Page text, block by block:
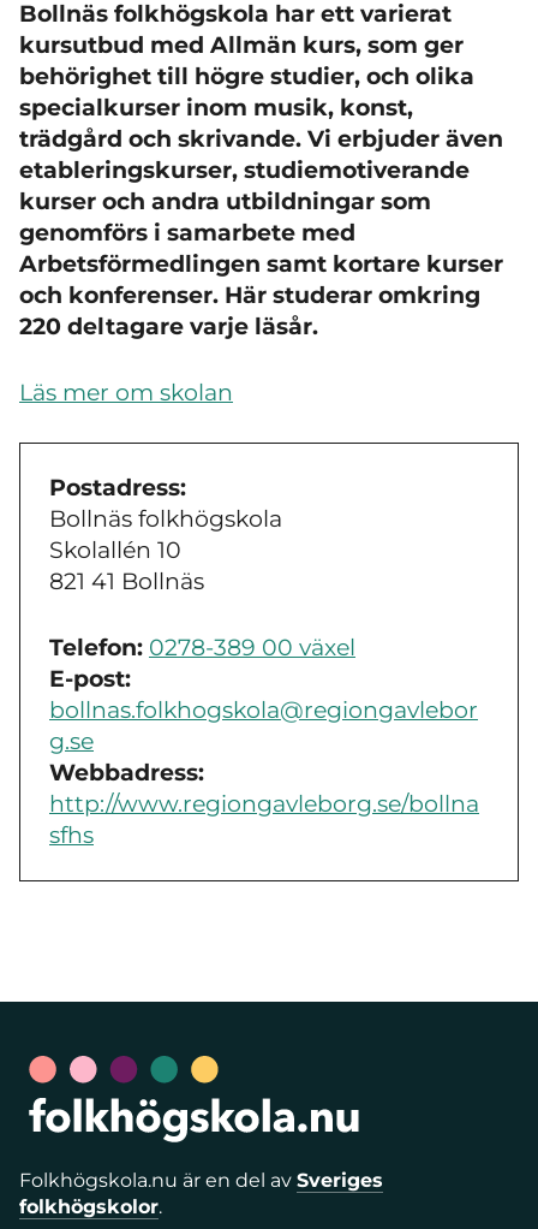
Bollnäs folkhögskola har ett varierat
kursutbud med Allmän kurs, som ger
behörighet till högre studier, och olika
specialkurser inom musik, konst,
trädgård och skrivande. Vi erbjuder även
etableringskurser, studiemotiverande
kurser och andra utbildningar som
genomförs i samarbete med
Arbetsförmedlingen samt kortare kurser
och konferenser. Här studerar omkring
220 deltagare varje läsår.
Läs mer om skolan
Postadress:
Bollnäs folkhögskola
Skolallén 10
821 41 Bollnäs
Telefon: 0278-389 00 växel
E-post:
bollnas.folkhogskola@regiongavlebor
g.se
Webbadress:
http://www.regiongavleborg.se/bollna
sfhs
Folkhögskola.nu är en del av Sveriges
folkhögskolor.